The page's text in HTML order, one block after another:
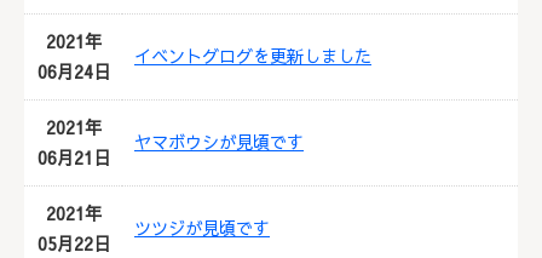
2021年
06月24日
イベントグログを更新しました
2021年
06月21日
ヤマボウシが見頃です
2021年
05月22日
ツツジが見頃です